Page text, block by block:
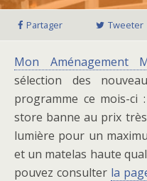
Partager Tweeter
Mon Aménagement
sélection des
programme ce mois-ci
store banne au prix
lumière pour un
et un matelas haute
pouvez consulter la